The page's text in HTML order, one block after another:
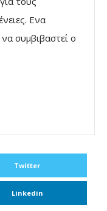
Ενα
συμβιβαστεί ο
Twitter
Linkedin